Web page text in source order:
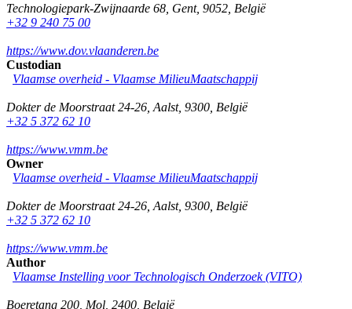
Technologiepark-Zwijnaarde 68 Gent, 9052 België
+32 9 240 75 00
https://www.dov.vlaanderen.be
Custodian
Vlaamse overheid - Vlaamse MilieuMaatschappij
Dokter de Moorstraat 24-26 Aalst, 9300 België
+32 5 372 62 10
https://www.vmm.be
Owner
Vlaamse overheid - Vlaamse MilieuMaatschappij
Dokter de Moorstraat 24-26 Aalst, 9300 België
+32 5 372 62 10
https://www.vmm.be
Author
Vlaamse Instelling voor Technologisch Onderzoek (VITO)
Boeretang 200 Mol 2400 België